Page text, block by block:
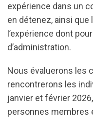
expérience dans un
en détenez, ainsi
l’expérience dont
d’administration.
Nous évaluerons les
rencontrerons les
janvier et février
personnes membres